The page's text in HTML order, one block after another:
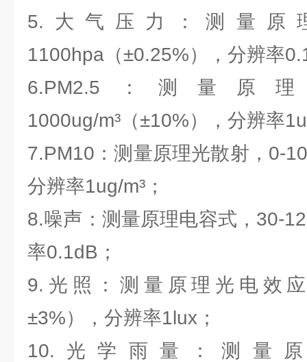
5.大气压力：测量原
1100hpa（±0.25%），分辨率
6.PM2.5：测量原
1000ug/m³（±10%），分辨率
7.PM10：测量原理光散射，0-
分辨率1ug/m³；
8.噪声：测量原理电容式，30-
率0.1dB；
9.光照：测量原理光电效
±3%），分辨率1lux；
10.光学雨量：测量